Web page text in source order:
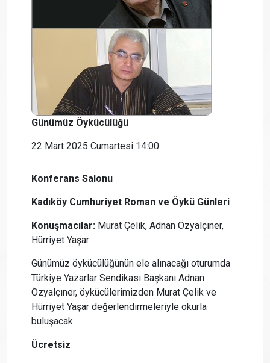
Günümüz Öykücülüğü
22 Mart 2025 Cumartesi 14:00
Konferans Salonu
Kadıköy Cumhuriyet Roman ve Öykü Günleri​
Konuşmacılar: Murat Çelik, Adnan Özyalçıner,
Hürriyet Yaşar
Günümüz öykücülüğünün ele alınacağı oturumda
Türkiye Yazarlar Sendikası Başkanı Adnan
Özyalçıner, öykücülerimizden Murat Çelik ve
Hürriyet Yaşar değerlendirmeleriyle okurla
buluşacak.
Ücretsiz